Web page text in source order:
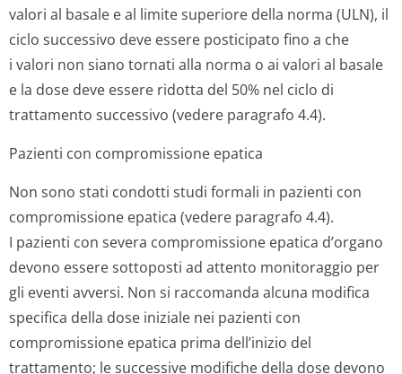
valori al basale e al limite superiore della norma (ULN), il
ciclo successivo deve essere posticipato fino a che
i valori non siano tornati alla norma o ai valori al basale
e la dose deve essere ridotta del 50% nel ciclo di
trattamento successivo (vedere paragrafo 4.4).
Pazienti con compromissione epatica
Non sono stati condotti studi formali in pazienti con
compromissione epatica (vedere paragrafo 4.4).
I pazienti con severa compromissione epatica d’organo
devono essere sottoposti ad attento monitoraggio per
gli eventi avversi. Non si raccomanda alcuna modifica
specifica della dose iniziale nei pazienti con
compromissione epatica prima dell’inizio del
trattamento; le successive modifiche della dose devono